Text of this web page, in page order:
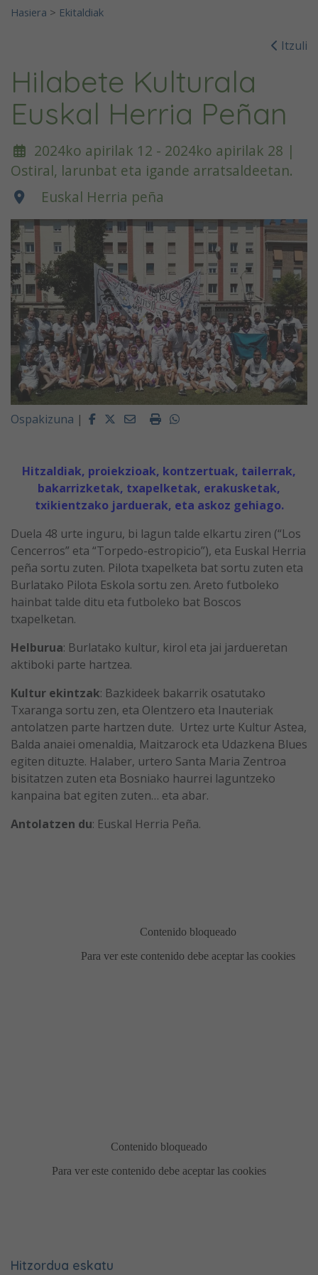
Hasiera > Ekitaldiak
Itzuli
Hilabete Kulturala
Euskal Herria Peñan
2024ko apirilak 12 - 2024ko apirilak 28 |
Ostiral, larunbat eta igande arratsaldeetan.
Euskal Herria peña
Ospakizuna | FacebookTwitterEmailImprimirWhatsapp
Hitzaldiak, proiekzioak, kontzertuak, tailerrak,
bakarrizketak, txapelketak, erakusketak,
txikientzako jarduerak, eta askoz gehiago.
Duela 48 urte inguru, bi lagun talde elkartu ziren (“Los
Cencerros” eta “Torpedo-estropicio”), eta Euskal Herria
peña sortu zuten. Pilota txapelketa bat sortu zuten eta
Burlatako Pilota Eskola sortu zen. Areto futboleko
hainbat talde ditu eta futboleko bat Boscos
txapelketan.
Helburua: Burlatako kultur, kirol eta jai jardueretan
aktiboki parte hartzea.
Kultur ekintzak: Bazkideek bakarrik osatutako
Txaranga sortu zen, eta Olentzero eta Inauteriak
antolatzen parte hartzen dute. Urtez urte Kultur Astea,
Balda anaiei omenaldia, Maitzarock eta Udazkena Blues
egiten dituzte. Halaber, urtero Santa Maria Zentroa
bisitatzen zuten eta Bosniako haurrei laguntzeko
kanpaina bat egiten zuten… eta abar.
Antolatzen du: Euskal Herria Peña.
Hitzordua eskatu